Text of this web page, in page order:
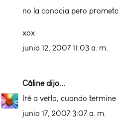
no la conocia pero
xox
junio 12, 2007 11:03 a. m.
Câlinedijo...
Iré a verla, cuando
junio 17, 2007 3:07 a. m.